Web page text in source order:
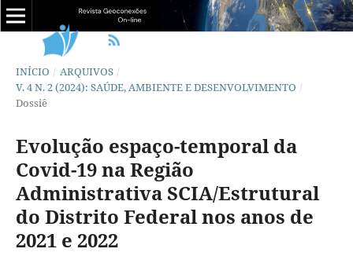
INÍCIO / ARQUIVOS /
V. 4 N. 2 (2024): SAÚDE, AMBIENTE E DESENVOLVIMENTO /
Dossiê
Evolução espaço-temporal da
Covid-19 na Região
Administrativa SCIA/Estrutural
do Distrito Federal nos anos de
2021 e 2022